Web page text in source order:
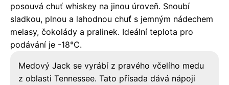
posouvá chuť whiskey na jinou úroveň. Snoubí
sladkou, plnou a lahodnou chuť s jemným nádechem
melasy, čokolády a pralinek. Ideální teplota pro
podávání je -18°C.
Medový Jack se vyrábí z pravého včelího medu
z oblasti Tennessee. Tato přísada dává nápoji